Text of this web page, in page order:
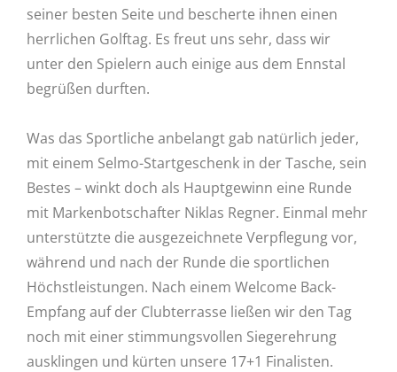
seiner besten Seite und bescherte ihnen einen
herrlichen Golftag. Es freut uns sehr, dass wir
unter den Spielern auch einige aus dem Ennstal
begrüßen durften.
Was das Sportliche anbelangt gab natürlich jeder,
mit einem Selmo-Startgeschenk in der Tasche, sein
Bestes – winkt doch als Hauptgewinn eine Runde
mit Markenbotschafter Niklas Regner. Einmal mehr
unterstützte die ausgezeichnete Verpflegung vor,
während und nach der Runde die sportlichen
Höchstleistungen. Nach einem Welcome Back-
Empfang auf der Clubterrasse ließen wir den Tag
noch mit einer stimmungsvollen Siegerehrung
ausklingen und kürten unsere 17+1 Finalisten.